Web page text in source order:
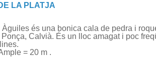
LA PLATJA
Àguiles és una bonica cala de pedra i
Calvià. És un lloc amagat i poc
= 20 m .